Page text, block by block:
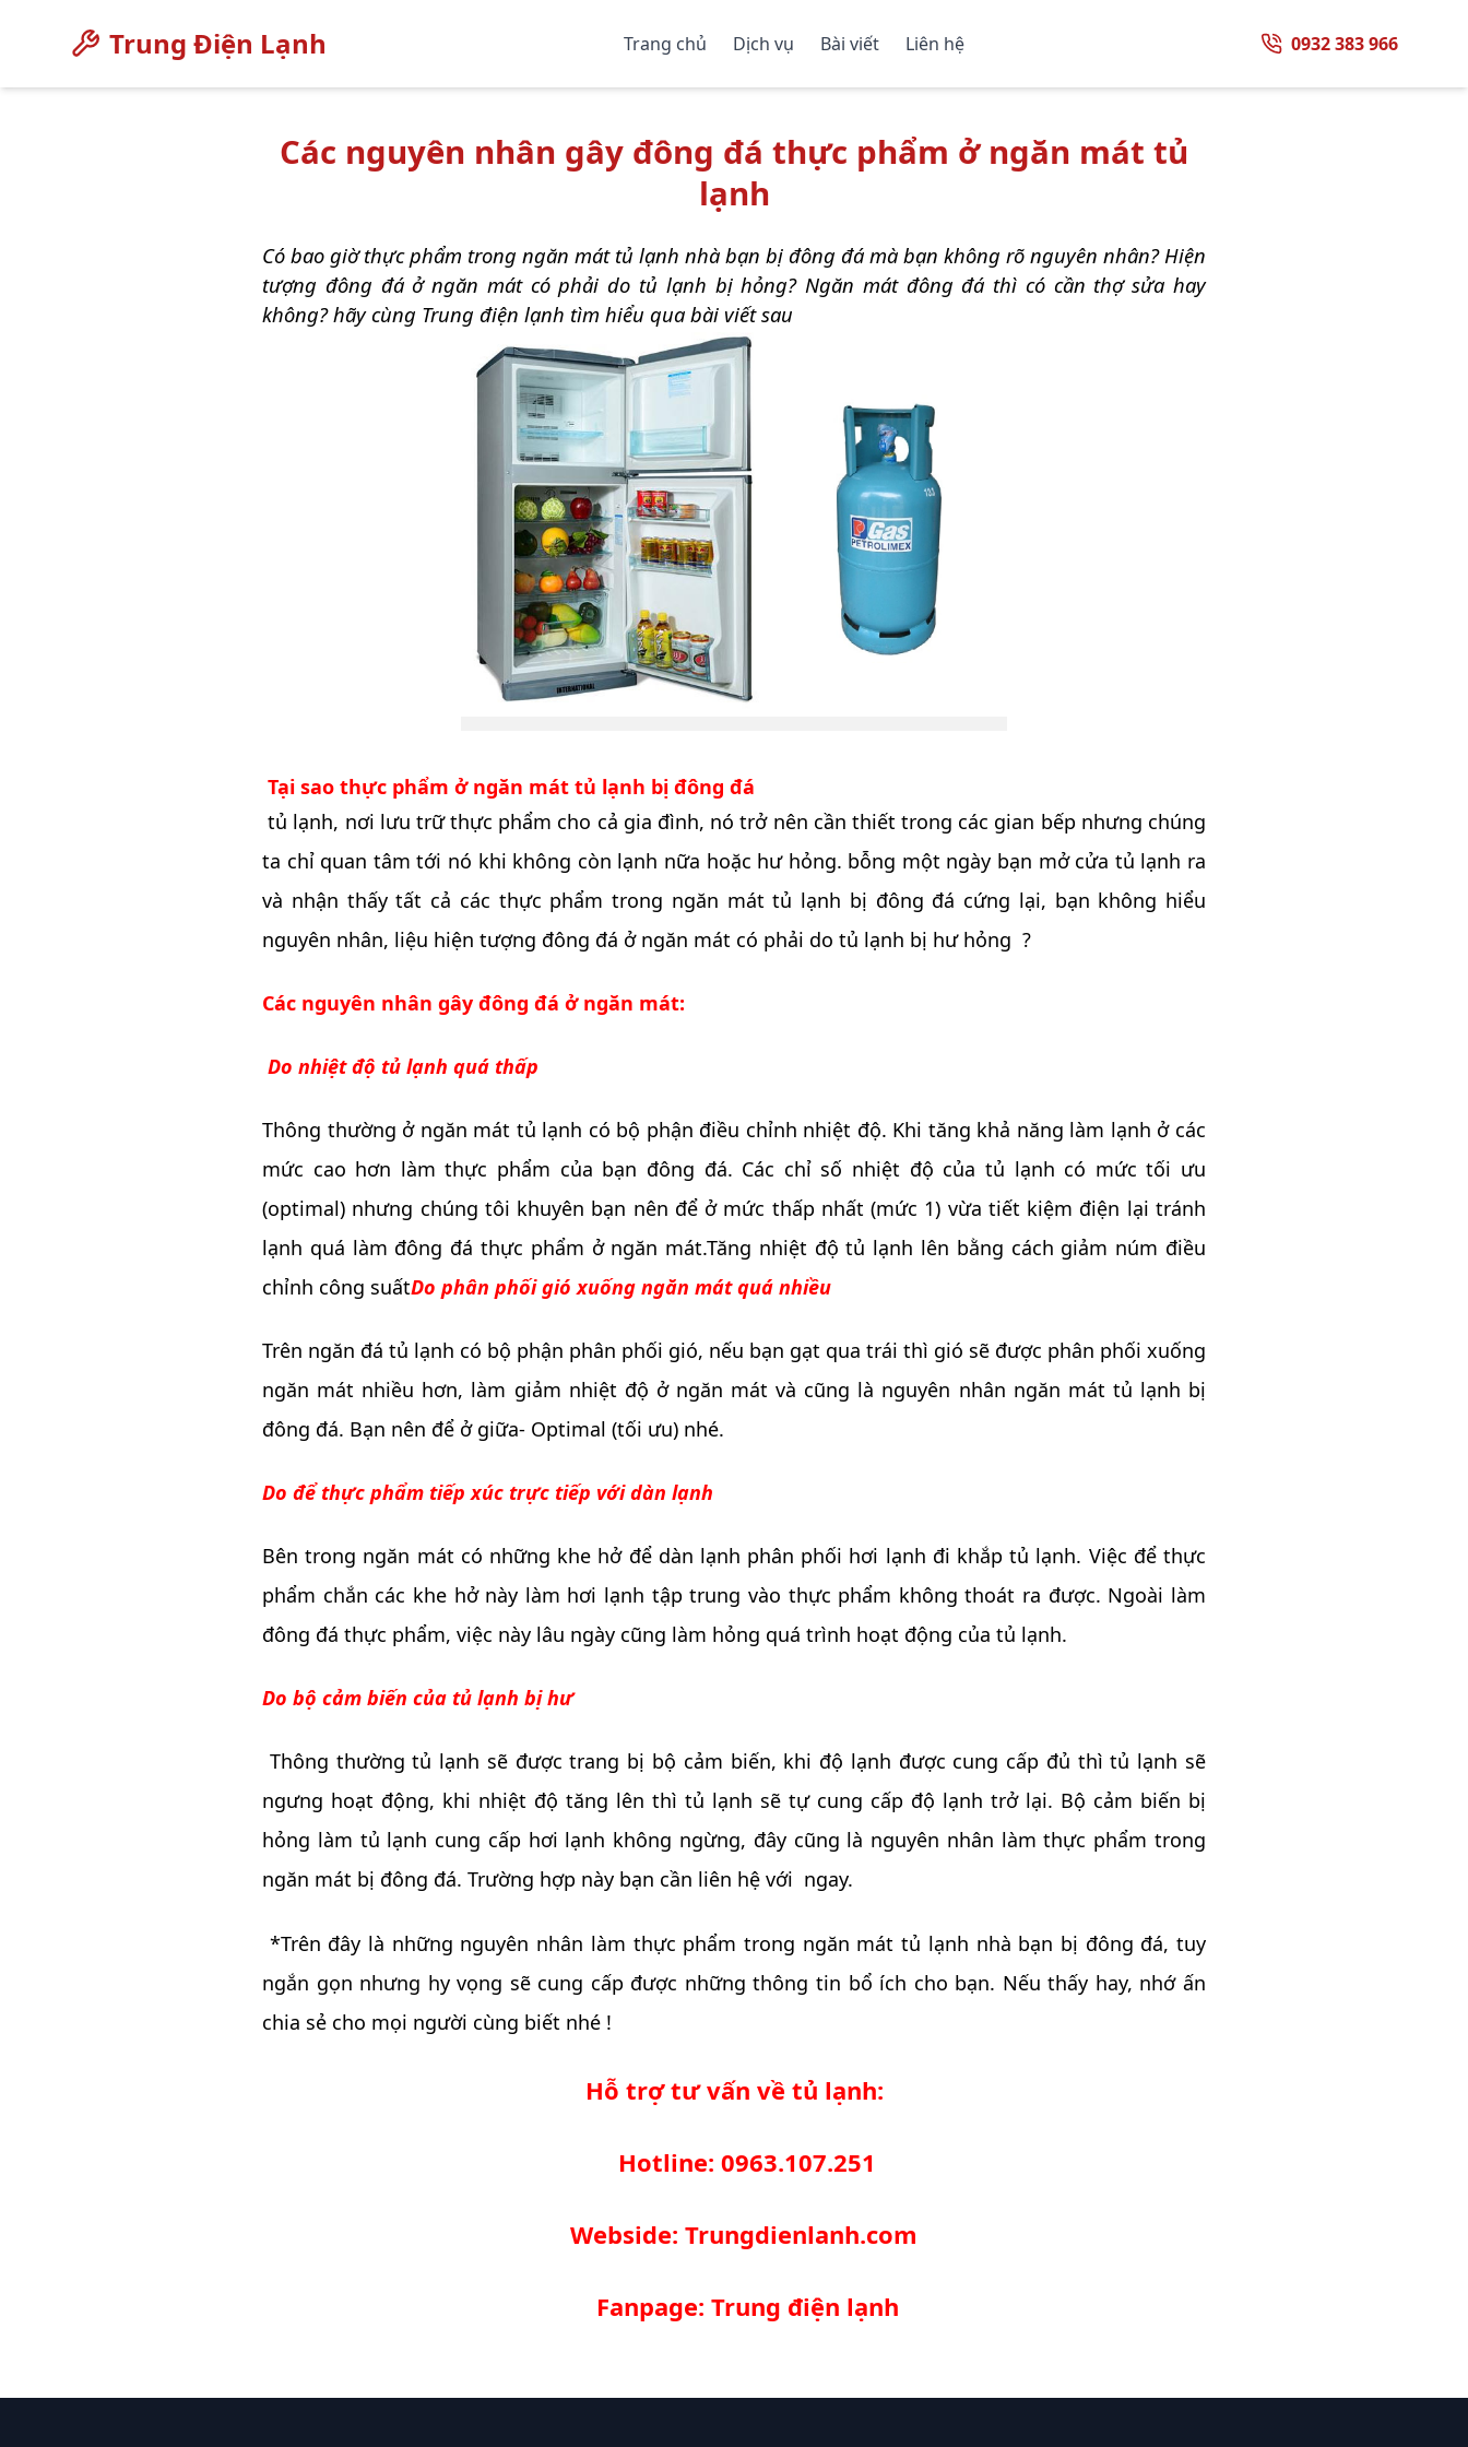
Trung Điện Lạnh Trang chủ Dịch vụ Bài viết Liên hệ 0932 383 966
Các nguyên nhân gây đông đá thực phẩm ở ngăn mát tủ
lạnh
Có bao giờ thực phẩm trong ngăn mát tủ lạnh nhà bạn bị đông đá mà bạn không rõ nguyên nhân? Hiện
tượng đông đá ở ngăn mát có phải do tủ lạnh bị hỏng? Ngăn mát đông đá thì có cần thợ sửa hay
không? hãy cùng Trung điện lạnh tìm hiểu qua bài viết sau
Tại sao thực phẩm ở ngăn mát tủ lạnh bị đông đá
tủ lạnh, nơi lưu trữ thực phẩm cho cả gia đình, nó trở nên cần thiết trong các gian bếp nhưng chúng
ta chỉ quan tâm tới nó khi không còn lạnh nữa hoặc hư hỏng. bỗng một ngày bạn mở cửa tủ lạnh ra
và nhận thấy tất cả các thực phẩm trong ngăn mát tủ lạnh bị đông đá cứng lại, bạn không hiểu
nguyên nhân, liệu hiện tượng đông đá ở ngăn mát có phải do tủ lạnh bị hư hỏng ?
Các nguyên nhân gây đông đá ở ngăn mát:
Do nhiệt độ tủ lạnh quá thấp
Thông thường ở ngăn mát tủ lạnh có bộ phận điều chỉnh nhiệt độ. Khi tăng khả năng làm lạnh ở các
mức cao hơn làm thực phẩm của bạn đông đá. Các chỉ số nhiệt độ của tủ lạnh có mức tối ưu
(optimal) nhưng chúng tôi khuyên bạn nên để ở mức thấp nhất (mức 1) vừa tiết kiệm điện lại tránh
lạnh quá làm đông đá thực phẩm ở ngăn mát.Tăng nhiệt độ tủ lạnh lên bằng cách giảm núm điều
chỉnh công suấtDo phân phối gió xuống ngăn mát quá nhiều
Trên ngăn đá tủ lạnh có bộ phận phân phối gió, nếu bạn gạt qua trái thì gió sẽ được phân phối xuống
ngăn mát nhiều hơn, làm giảm nhiệt độ ở ngăn mát và cũng là nguyên nhân ngăn mát tủ lạnh bị
đông đá. Bạn nên để ở giữa- Optimal (tối ưu) nhé.
Do để thực phẩm tiếp xúc trực tiếp với dàn lạnh
Bên trong ngăn mát có những khe hở để dàn lạnh phân phối hơi lạnh đi khắp tủ lạnh. Việc để thực
phẩm chắn các khe hở này làm hơi lạnh tập trung vào thực phẩm không thoát ra được. Ngoài làm
đông đá thực phẩm, việc này lâu ngày cũng làm hỏng quá trình hoạt động của tủ lạnh.
Do bộ cảm biến của tủ lạnh bị hư
Thông thường tủ lạnh sẽ được trang bị bộ cảm biến, khi độ lạnh được cung cấp đủ thì tủ lạnh sẽ
ngưng hoạt động, khi nhiệt độ tăng lên thì tủ lạnh sẽ tự cung cấp độ lạnh trở lại. Bộ cảm biến bị
hỏng làm tủ lạnh cung cấp hơi lạnh không ngừng, đây cũng là nguyên nhân làm thực phẩm trong
ngăn mát bị đông đá. Trường hợp này bạn cần liên hệ với ngay.
*Trên đây là những nguyên nhân làm thực phẩm trong ngăn mát tủ lạnh nhà bạn bị đông đá, tuy
ngắn gọn nhưng hy vọng sẽ cung cấp được những thông tin bổ ích cho bạn. Nếu thấy hay, nhớ ấn
chia sẻ cho mọi người cùng biết nhé !
Hỗ trợ tư vấn về tủ lạnh:
Hotline: 0963.107.251
Webside: Trungdienlanh.com
Fanpage: Trung điện lạnh